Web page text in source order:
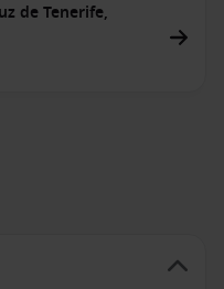
de Tenerife,